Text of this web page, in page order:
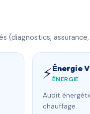
(diagnostics,
⚡Énergie
ÉNERGIE
Audit
chauffage.